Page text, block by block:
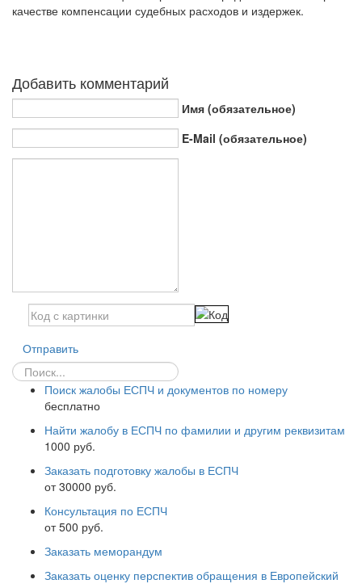
качестве компенсации судебных расходов и издержек.
Добавить комментарий
Имя (обязательное)
E-Mail (обязательное)
Отправить
Поиск жалобы ЕСПЧ и документов по номеру
бесплатно
Найти жалобу в ЕСПЧ по фамилии и другим реквизитам
1000 руб.
Заказать подготовку жалобы в ЕСПЧ
от 30000 руб.
Консультация по ЕСПЧ
от 500 руб.
Заказать меморандум
Заказать оценку перспектив обращения в Европейский